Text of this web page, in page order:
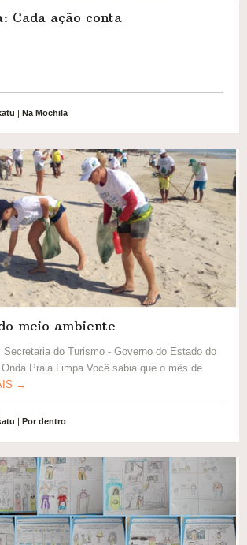
Cada ação conta
Na Mochila
meio ambiente
Secretaria do Turismo - Governo do Estado do
Praia Limpa Você sabia que o mês de
→
Por dentro